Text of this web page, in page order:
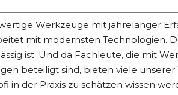
Werkzeuge mit jahrelanger
mit modernsten Technologien.
ist. Und da Fachleute, die mit
beteiligt sind, bieten viele
in der Praxis zu schätzen wissen